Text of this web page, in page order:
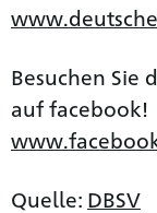
Besuchen Sie
auf facebook!
Quelle: DBSV